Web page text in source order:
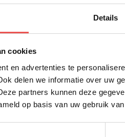
Details
cookies
en advertenties te
delen we informatie over uw
partners kunnen deze
op basis van uw gebruik